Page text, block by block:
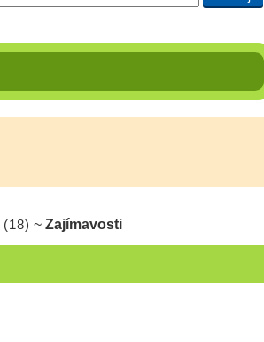
(18) ~ Zajímavosti